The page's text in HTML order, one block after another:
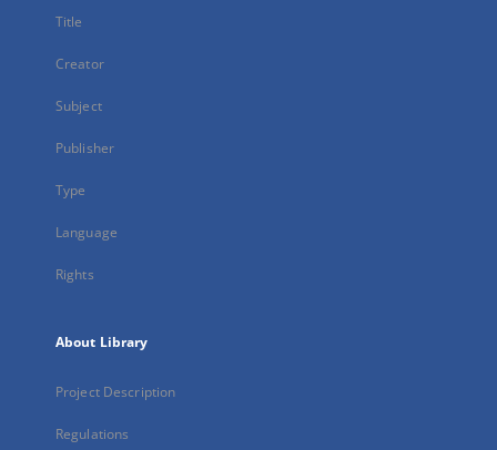
Title
Creator
Subject
Publisher
Type
Language
Rights
About Library
Project Description
Regulations